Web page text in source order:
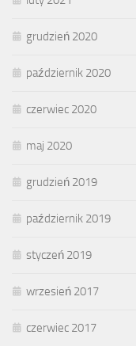
grudzień 2020
październik 2020
czerwiec 2020
maj 2020
grudzień 2019
październik 2019
styczeń 2019
wrzesień 2017
czerwiec 2017